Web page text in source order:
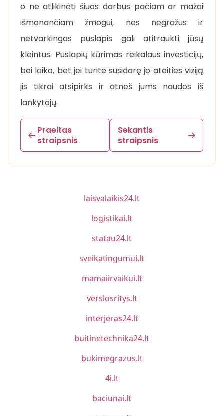
o ne atlikinėti šiuos darbus pačiam ar mažai
išmanančiam žmogui, nes negražus ir
netvarkingas puslapis gali atitraukti jūsų
kleintus. Puslapių kūrimas reikalaus investicijų,
bei laiko, bet jei turite susidarę jo ateities viziją
jis tikrai atsipirks ir atneš jums naudos iš
lankytojų.
Praeitas
straipsnis
Sekantis
straipsnis
laisvalaikis24.lt
logistikai.lt
statau24.lt
sveikatingumui.lt
mamaiirvaikui.lt
verslosritys.lt
interjeras24.lt
buitinetechnika24.lt
bukimegrazus.lt
4i.lt
baciunai.lt